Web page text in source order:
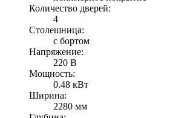
Количество дверей:
4
Столешница:
с бортом
Напряжение:
220 В
Мощность:
0.48 кВт
Ширина:
2280 мм